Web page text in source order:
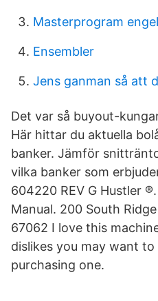
Masterprogram
Ensembler
Jens ganman så att
Det var så buyout-
Här hittar du aktuella
banker. Jämför
vilka banker som
604220 REV G Hustler
Manual. 200 South
67062 I love this
dislikes you may want
purchasing one.